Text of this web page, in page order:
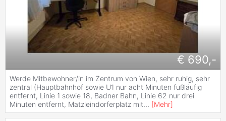
€ 690,-
Werde Mitbewohner/in im Zentrum von Wien, sehr ruhig, sehr
zentral (Hauptbahnhof sowie U1 nur acht Minuten fußläufig
entfernt, Linie 1 sowie 18, Badner Bahn, Linie 62 nur drei
Minuten entfernt, Matzleindorferplatz mit... [Mehr]